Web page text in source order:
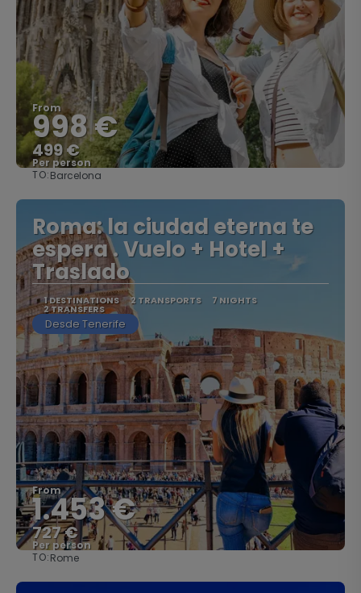
From
998 €
499 €
Per person
TO:Barcelona
Roma: la ciudad eterna te
espera . Vuelo + Hotel +
Traslado
1 DESTINATIONS 2 TRANSPORTS 7 NIGHTS
2 TRANSFERS
Desde Tenerife
From
1.453 €
727 €
Per person
TO:Rome